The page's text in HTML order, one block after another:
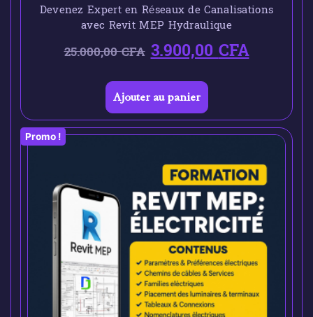
Devenez Expert en Réseaux de Canalisations
avec Revit MEP Hydraulique
25.000,00CFA 3.900,00CFA
Ajouter au panier
Promo !